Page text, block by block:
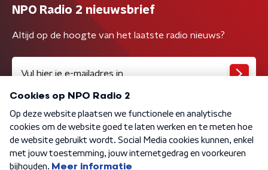
NPO Radio 2 nieuwsbrief
Altijd op de hoogte van het laatste radio nieuws?
Algemene voorwaarden